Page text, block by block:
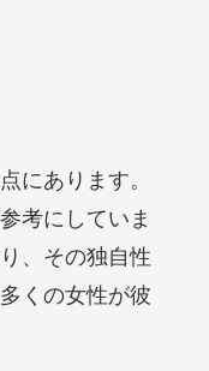
にあります。
考にしていま
、その独自性
くの女性が彼